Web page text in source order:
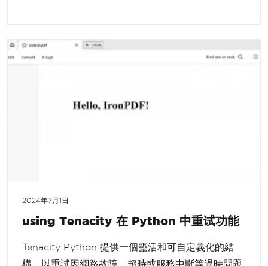
2024年7月1日
using Tenacity 在 Python 中重试功能
Tenacity Python 提供一個靈活和可自定義化的結